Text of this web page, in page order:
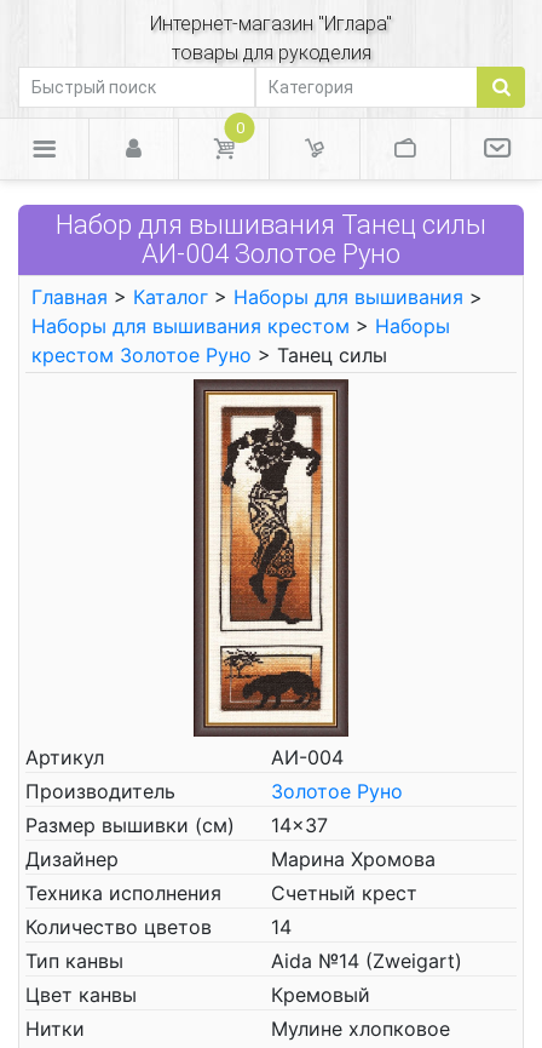
Интернет-магазин "Иглара"
товары для рукоделия
0
Набор для вышивания Танец силы
АИ-004 Золотое Руно
Главная > Каталог > Наборы для вышивания >
Наборы для вышивания крестом > Наборы
крестом Золотое Руно > Танец силы
Артикул
АИ-004
Производитель
Золотое Руно
Размер вышивки (см)
14x37
Дизайнер
Марина Хромова
Техника исполнения
Счетный крест
Количество цветов
14
Тип канвы
Aida №14 (Zweigart)
Цвет канвы
Кремовый
Нитки
Мулине хлопковое